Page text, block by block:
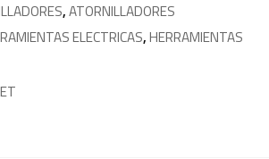
,ATORNILLADORES
ELECTRICAS,HERRAMIENTAS